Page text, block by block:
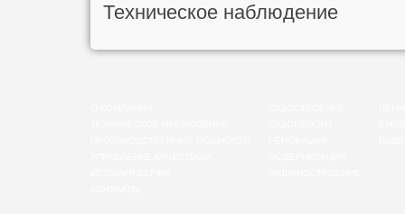
Техническое наблюдение